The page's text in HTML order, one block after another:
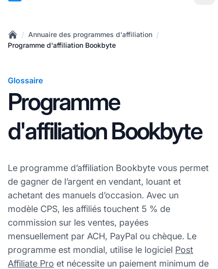
Home
/ Annuaire des programmes d'affiliation /
Programme d'affiliation Bookbyte
Glossaire
Programme
d'affiliation Bookbyte
Le programme d’affiliation Bookbyte vous permet
de gagner de l’argent en vendant, louant et
achetant des manuels d’occasion. Avec un
modèle CPS, les affiliés touchent 5 % de
commission sur les ventes, payées
mensuellement par ACH, PayPal ou chèque. Le
programme est mondial, utilise le logiciel Post
Affiliate Pro et nécessite un paiement minimum de